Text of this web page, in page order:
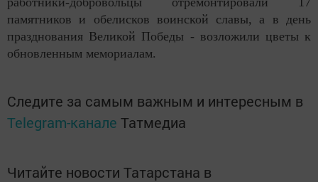
памятников и обелисков воинской славы, а в день
празднования Великой Победы - возложили цветы к
обновленным мемориалам.
Следите за самым важным и интересным в
Telegram-канале Татмедиа
Читайте новости Татарстана в